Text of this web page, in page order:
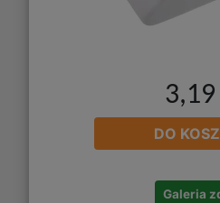
3,19
DO
Galeria